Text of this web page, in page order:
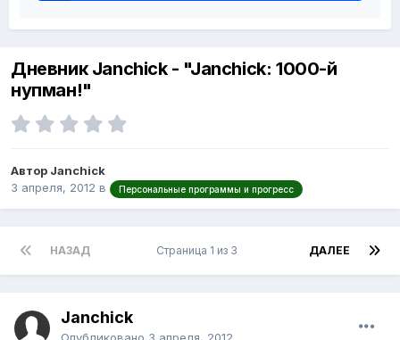
Дневник Janchick - "Janchick: 1000-й
нупман!"
Автор Janchick
3 апреля, 2012 в Персональные программы и прогресс
НАЗАД ДАЛЕЕ
Страница 1 из 3
Janchick
Опубликовано 3 апреля, 2012